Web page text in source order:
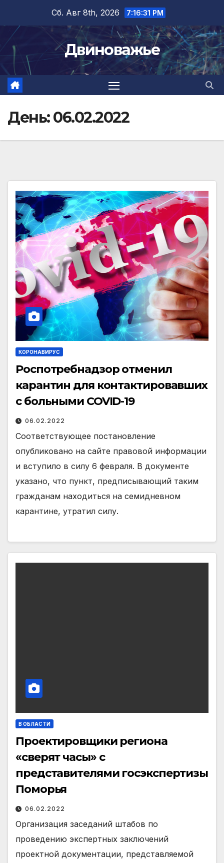
содержимому
Сб. Авг 8th, 2026 7:16:32 PM
Двиноважье
День:06.02.2022
КОРОНАВИРУС
Роспотребнадзор отменил
карантин для контактировавших
с больными COVID-19
06.02.2022
Соответствующее постановление
опубликовано на сайте правовой информации
и вступило в силу 6 февраля. В документе
указано, что пункт, предписывающий таким
гражданам находиться на семидневном
карантине, утратил силу.
В ОБЛАСТИ
Проектировщики региона
«сверят часы» с
представителями госэкспертизы
Поморья
06.02.2022
Организация заседаний штабов по
проведению экспертных заключений
проектной документации, представляемой